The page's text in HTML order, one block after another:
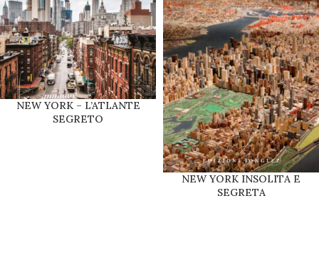
NEW YORK – L’ATLANTE
SEGRETO
NEW YORK INSOLITA E
SEGRETA